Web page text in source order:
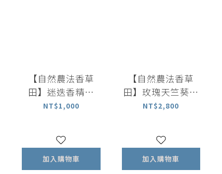
【自然農法香草
田】迷迭香精油
10ml｜百分百植物
NT$1,000
加入購物車
【自然農法香草
田】玫瑰天竺葵精
油 10ml｜百分百植
NT$2,800
加入購物車